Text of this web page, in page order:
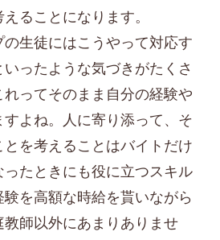
ることになります。
の生徒にはこうやって対応す
ったような気づきがたくさ
ってそのまま自分の経験や
よね。
人に寄り添って、そ
を考えることはバイトだけ
たときにも役に立つスキル
を高額な時給を貰いながら
師以外にあまりありませ